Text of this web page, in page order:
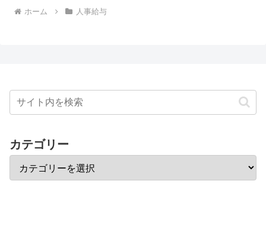
ホーム 人事給与
カテゴリー